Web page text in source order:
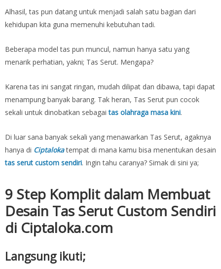
Alhasil, tas pun datang untuk menjadi salah satu bagian dari
kehidupan kita guna memenuhi kebutuhan tadi.
Beberapa model tas pun muncul, namun hanya satu yang
menarik perhatian, yakni; Tas Serut. Mengapa?
Karena tas ini sangat ringan, mudah dilipat dan dibawa, tapi dapat
menampung banyak barang. Tak heran, Tas Serut pun cocok
sekali untuk dinobatkan sebagaitas olahraga masa kini.
Di luar sana banyak sekali yang menawarkan Tas Serut, agaknya
hanya di Ciptalokatempat di mana kamu bisa menentukan desain
tas serut custom sendiri. Ingin tahu caranya? Simak di sini ya;
9 Step Komplit dalam Membuat
Desain Tas Serut Custom Sendiri
di Ciptaloka.com
Langsung ikuti;